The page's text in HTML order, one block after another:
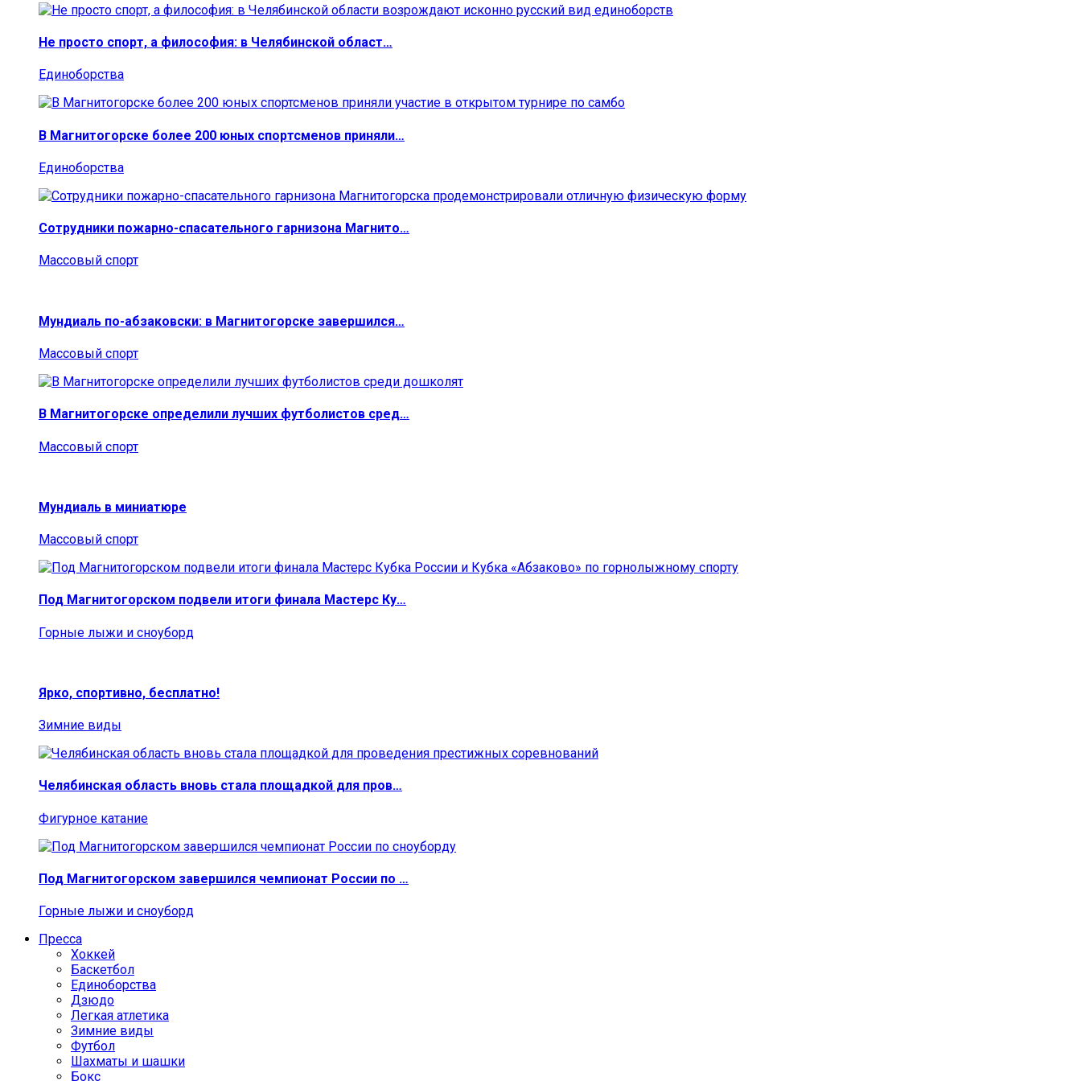
Не просто спорт, а философия: в Челябинской област…
Единоборства
В Магнитогорске более 200 юных спортсменов приняли…
Единоборства
Сотрудники пожарно-спасательного гарнизона Магнито…
Массовый спорт
Мундиаль по-абзаковски: в Магнитогорске завершился…
Массовый спорт
В Магнитогорске определили лучших футболистов сред…
Массовый спорт
Мундиаль в миниатюре
Массовый спорт
Под Магнитогорском подвели итоги финала Мастерс Ку…
Горные лыжи и сноуборд
Ярко, спортивно, бесплатно!
Зимние виды
Челябинская область вновь стала площадкой для пров…
Фигурное катание
Под Магнитогорском завершился чемпионат России по …
Горные лыжи и сноуборд
Пресса
Хоккей
Баскетбол
Единоборства
Дзюдо
Легкая атлетика
Зимние виды
Футбол
Шахматы и шашки
Бокс